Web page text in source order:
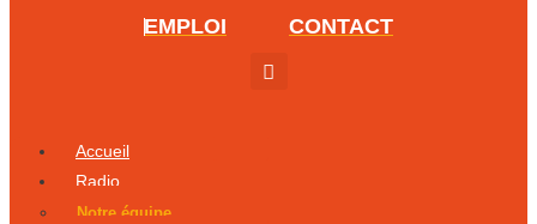
EMPLOI CONTACT
Accueil
Radio
Notre équipe